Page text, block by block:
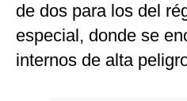
de dos para los del
especial, donde se
internos de alta